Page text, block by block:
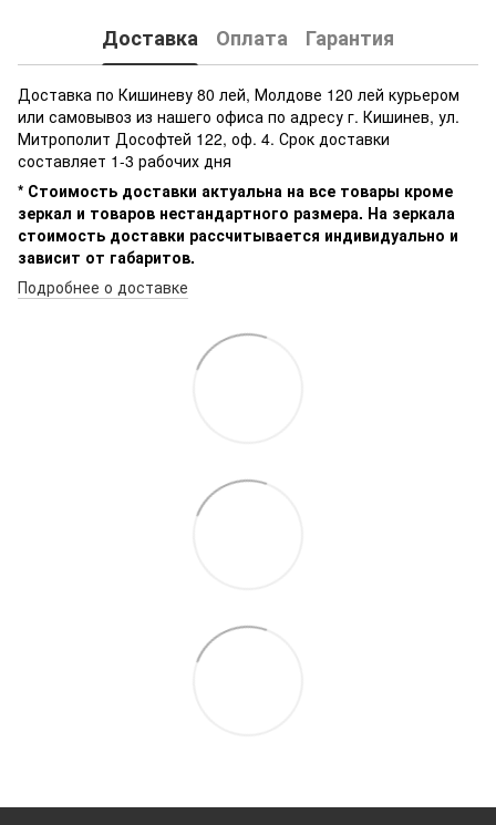
Доставка Оплата Гарантия
Доставка по Кишиневу 80 лей, Молдове 120 лей курьером
или самовывоз из нашего офиса по адресу г. Кишинев, ул.
Митрополит Дософтей 122, оф. 4. Срок доставки
составляет 1-3 рабочих дня
* Стоимость доставки актуальна на все товары кроме
зеркал и товаров нестандартного размера. На зеркала
стоимость доставки рассчитывается индивидуально и
зависит от габаритов.
Подробнее о доставке